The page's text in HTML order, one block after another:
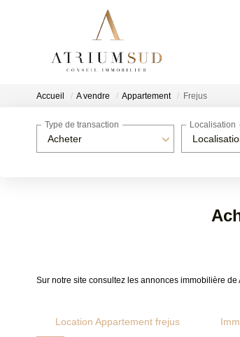
Accueil A vendre Appartement Frejus
Acheter
Type de transaction Localisation
Sur notre site consultez les annonces immobilière
Location Appartement frejus